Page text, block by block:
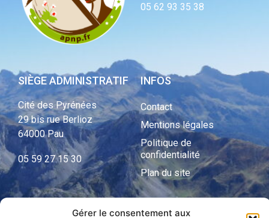
Gérer le consentement aux
05 62 93 35 38
SIÈGE ADMINISTRATIF
Cité des Pyrénées
29 bis rue Berlioz
64000 Pau
05 59 27 15 30
INFOS
Contact
Mentions légales
Politique de
confidentialité
Plan du site